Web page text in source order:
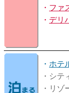
・ ファ
・ デリ
・ ホテ
・シテ
・リゾ